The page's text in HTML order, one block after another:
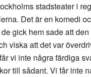
stadsteater i
Det är en komedi
gick hem sade att
viska att det var
vi inte några färdiga
till sådant. Vi får inte